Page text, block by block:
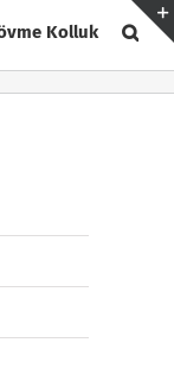
Kolluk